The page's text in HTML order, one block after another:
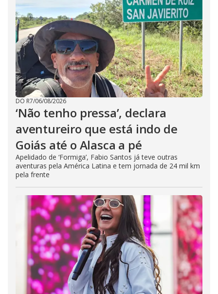
DO R7/06/08/2026
‘Não tenho pressa’, declara
aventureiro que está indo de
Goiás até o Alasca a pé
Apelidado de ‘Formiga’, Fabio Santos já teve outras
aventuras pela América Latina e tem jornada de 24 mil km
pela frente